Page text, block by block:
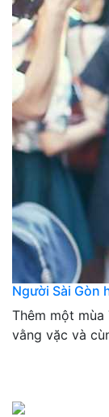
Người Sài Gòn
Thêm một
vằng vặc và